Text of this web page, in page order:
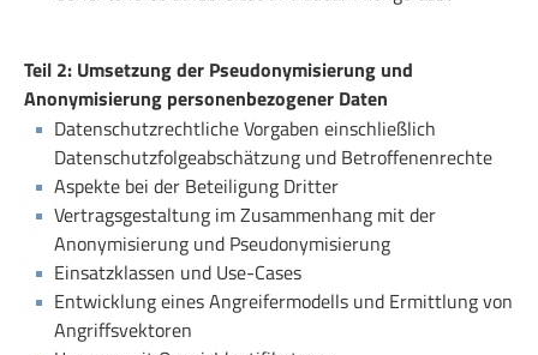
Teil 2: Umsetzung der Pseudonymisierung und
Anonymisierung personenbezogener Daten
Datenschutzrechtliche Vorgaben einschließlich
Datenschutzfolgeabschätzung und Betroffenenrechte
Aspekte bei der Beteiligung Dritter
Vertragsgestaltung im Zusammenhang mit der
Anonymisierung und Pseudonymisierung
Einsatzklassen und Use-Cases
Entwicklung eines Angreifermodells und Ermittlung von
Angriffsvektoren